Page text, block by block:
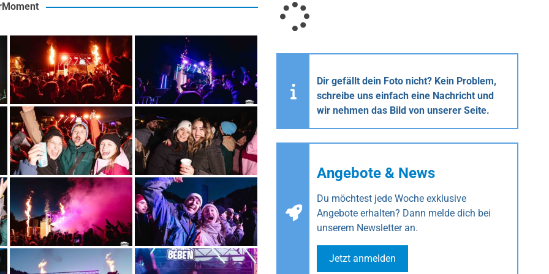
Dir gefällt dein Foto nicht? Kein Problem,
schreibe uns einfach eine Nachricht und
wir nehmen das Bild von unserer Seite.
Angebote & News
Du möchtest jede Woche exklusive
Angebote erhalten? Dann melde dich bei
unserem Newsletter an.
Jetzt anmelden